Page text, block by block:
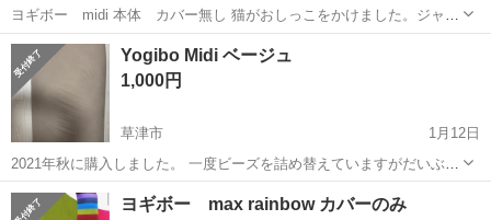
ヨギボー midi 本体 カバー無し 猫がおしっこをかけました。ジャン
クです。 ご自分で洗える方、ペット用としてのみ使う方いかがです
か。
滋賀 栗東市
Yogibo Midi ベージュ
1,000円
草津市
1月12日
2021年秋に購入しました。 一度ビーズを詰め替えていますがだいぶへ
たっています。 カバーは汚れ、シミがかなり目立つため取り替えをお
すすめします。 直接取りに来てくださる方のみでお願いします。 引越
滋賀 草津市 ソファ
ヨギボー max rainbow カバーのみ